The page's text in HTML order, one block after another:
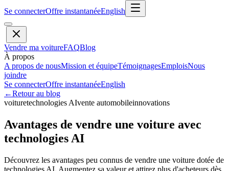
Se connecterOffre instantanéeEnglish
Vendre ma voitureFAQBlog
À propos
A propos de nousMission et équipeTémoignagesEmploisNous
joindre
Se connecterOffre instantanéeEnglish
←Retour au blog
voituretechnologies AIvente automobileinnovations
Avantages de vendre une voiture avec
technologies AI
Découvrez les avantages peu connus de vendre une voiture dotée de
technologies AI. Augmentez sa valeur et attirez plus d'acheteurs dès